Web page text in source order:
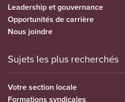
Leadership et gouvernance
Opportunités de carrière
Nous joindre
Sujets les plus recherchés
Votre section locale
Formations syndicales